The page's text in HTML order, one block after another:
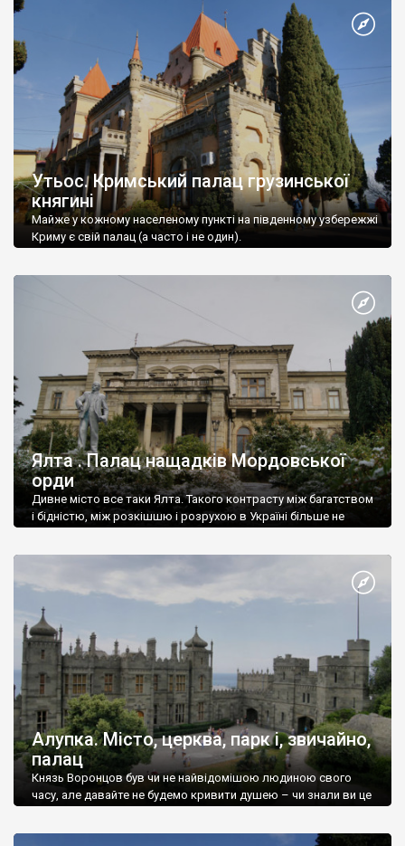
Утьос. Кримський палац грузинської
княгині
Майже у кожному населеному пункті на південному узбережжі
Криму є свій палац (а часто і не один).
Ялта . Палац нащадків Мордовської
орди
Дивне місто все таки Ялта. Такого контрасту між багатством
і бідністю, між розкішшю і розрухою в Україні більше не
Алупка. Місто, церква, парк і, звичайно,
палац
Князь Воронцов був чи не найвідомішою людиною свого
часу, але давайте не будемо кривити душею – чи знали ви це